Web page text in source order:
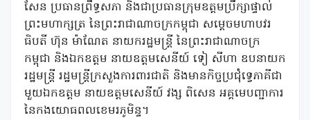
សែន ប្រធានព្រឹទ្ធសភា និងជាប្រធានក្រុមឧត្តមប្រឹក្សាផ្ទាល់
ព្រះមហាក្សត្រ នៃព្រះរាជាណាចក្រកម្ពុជា សម្តេចមហាបវរ
ធិបតី ហ៊ុន ម៉ាណែត នាយករដ្ឋមន្ត្រី នៃព្រះរាជាណាចក្រ
កម្ពុជា និងឯកឧត្តម នាយឧត្តមសេនីយ៍ ទៀ សីហា ឧបនាយក
រដ្ឋមន្ត្រី រដ្ឋមន្ត្រីក្រសួងការពារជាតិ និងមានកិច្ចប្រជុំទ្វេភាគីជា
មួយឯកឧត្តម នាយឧត្តមសេនីយ៍ វង្ស ពិសេន អគ្គមេបញ្ជាការ
នៃកងយោធពលខេមរភូមិន្ទ។